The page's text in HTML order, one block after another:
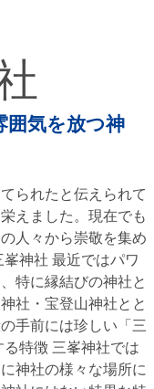
囲気を放つ神
られたと伝えられて
えました。現在でも
人々から崇敬を集め
神社 最近ではパワ
特に縁結びの神社と
社・宝登山神社とと
手前には珍しい「三
特徴 三峯神社では
神社の様々な場所に